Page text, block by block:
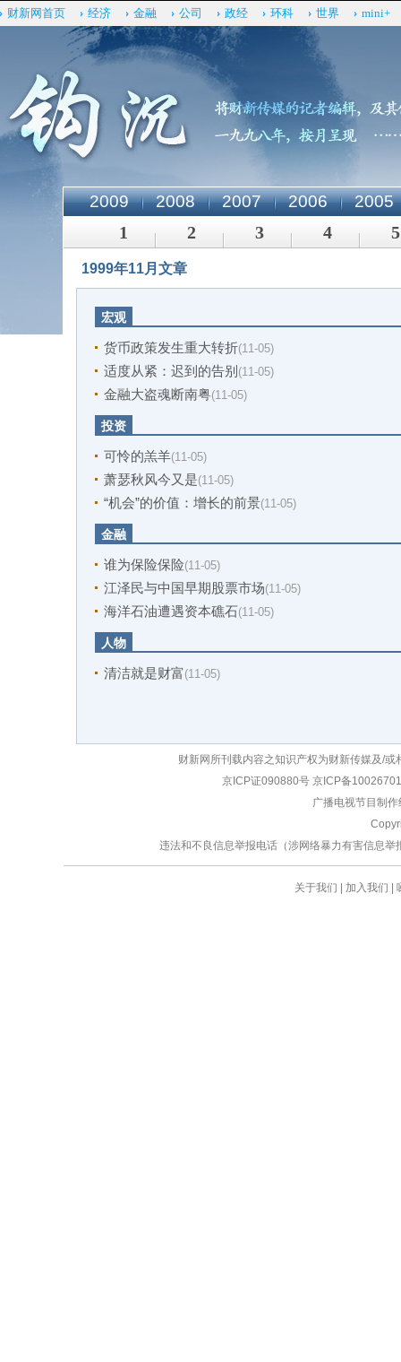
财新网首页 经济 金融 公司 政经 环科 世界 mini+
2009 2008 2007 2006 2005
1 2 3 4 5
1999年11月文章
宏观
货币政策发生重大转折(11-05)
适度从紧：迟到的告别 (11-05)
金融大盗魂断南粤(11-05)
投资
可怜的羔羊(11-05)
萧瑟秋风今又是(11-05)
“机会”的价值：增长的前景(11-05)
金融
谁为保险保险(11-05)
江泽民与中国早期股票市场(11-05)
海洋石油遭遇资本礁石(11-05)
人物
清洁就是财富 (11-05)
财新网所刊载内容之知识产权为财新传媒及/
京ICP证090880号 京ICP备
广播电视节目制
违法和不良信息举报电话（涉网络暴力有害信息
关于我们 加入我们